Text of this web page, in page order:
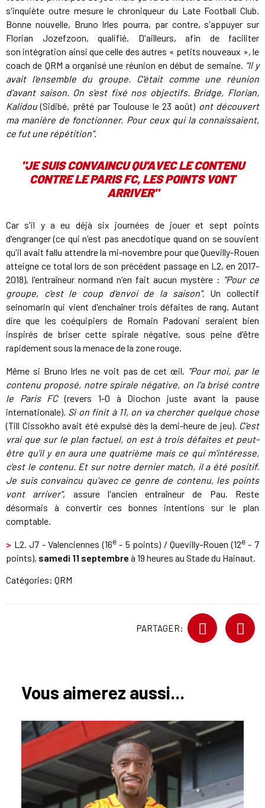
s'inquiète outre mesure le chroniqueur du Late Football Club.
Bonne nouvelle, Bruno Irles pourra, par contre, s'appuyer sur
Florian Jozefzoon, qualifié. D'ailleurs, afin de faciliter
son intégration ainsi que celle des autres « petits nouveaux », le
coach de QRM a organisé une réunion en début de semaine. "Il y
avait l'ensemble du groupe. C'était comme une réunion
d'avant saison. On s'est fixé nos objectifs. Bridge, Florian,
Kalidou(Sidibé, prêté par Toulouse le 23 août) ont découvert
ma manière de fonctionner. Pour ceux qui la connaissaient,
ce fut une répétition".
"JE SUIS CONVAINCU QU'AVEC LE CONTENU
CONTRE LE PARIS FC, LES POINTS VONT
ARRIVER"
Car s'il y a eu déjà six journées de jouer et sept points
d'engranger (ce qui n'est pas anecdotique quand on se souvient
qu'il avait fallu attendre la mi-novembre pour que Quevilly-Rouen
atteigne ce total lors de son précédent passage en L2, en 2017-
2018), l'entraîneur normand n'en fait aucun mystère : "Pour ce
groupe, c'est le coup d'envoi de la saison". Un collectif
seinomarin qui vient d'enchaîner trois défaites de rang. Autant
dire que les coéquipiers de Romain Padovani seraient bien
inspirés de briser cette spirale négative, sous peine d'être
rapidement sous la menace de la zone rouge.
Même si Bruno Irles ne voit pas de cet œil. "Pour moi, par le
contenu proposé, notre spirale négative, on l'a brisé contre
le Paris FC(revers 1-0 à Diochon juste avant la pause
internationale). Si on finit à 11, on va chercher quelque chose
(Till Cissokho avait été expulsé dès la demi-heure de jeu). C'est
vrai que sur le plan factuel, on est à trois défaites et peut-
être qu'il y en aura une quatrième mais ce qui m'intéresse,
c'est le contenu. Et sur notre dernier match, il a été positif.
Je suis convaincu qu'avec ce genre de contenu, les points
vont arriver", assure l'ancien entraîneur de Pau. Reste
désormais à convertir ces bonnes intentions sur le plan
comptable.
> L2. J7 - Valenciennes (16e- 5 points) / Quevilly-Rouen (12e- 7
points), samedi 11 septembre à 19 heures au Stade du Hainaut.
Catégories: QRM
PARTAGER:
Vous aimerez aussi...